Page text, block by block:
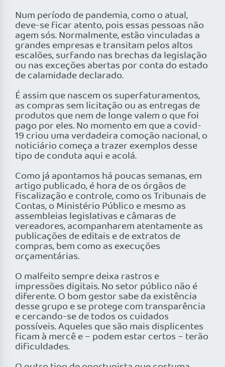
Num período de pandemia, como o atual,
deve-se ficar atento, pois essas pessoas não
agem sós. Normalmente, estão vinculadas a
grandes empresas e transitam pelos altos
escalões, surfando nas brechas da legislação
ou nas exceções abertas por conta do estado
de calamidade declarado.
É assim que nascem os superfaturamentos,
as compras sem licitação ou as entregas de
produtos que nem de longe valem o que foi
pago por eles. No momento em que a covid-
19 criou uma verdadeira comoção nacional, o
noticiário começa a trazer exemplos desse
tipo de conduta aqui e acolá.
Como já apontamos há poucas semanas, em
artigo publicado, é hora de os órgãos de
fiscalização e controle, como os Tribunais de
Contas, o Ministério Público e mesmo as
assembleias legislativas e câmaras de
vereadores, acompanharem atentamente as
publicações de editais e de extratos de
compras, bem como as execuções
orçamentárias.
O malfeito sempre deixa rastros e
impressões digitais. No setor público não é
diferente. O bom gestor sabe da existência
desse grupo e se protege com transparência
e cercando-se de todos os cuidados
possíveis. Aqueles que são mais displicentes
ficam à mercê e – podem estar certos – terão
dificuldades.